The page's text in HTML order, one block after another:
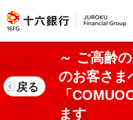
～ ご高齢
のお客さま
「
ます
戻る